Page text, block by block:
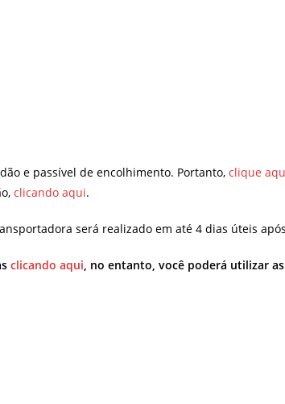
e passível de encolhimento. Portanto, clique
clicando aqui.
será realizado em até 4 dias úteis
clicando aqui, no entanto, você poderá utilizar